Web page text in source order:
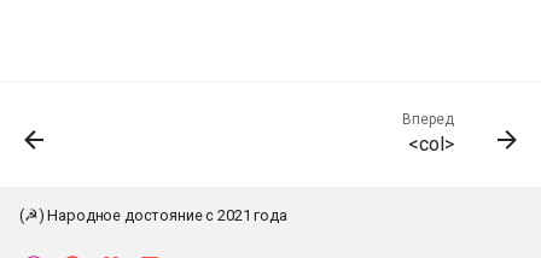
К началу
Вперед
<col>
(☭) Народное достояние с 2021 года